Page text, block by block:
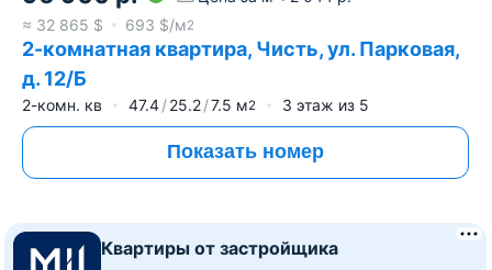
≈ 32 865 $ 693 $/м2
2-комнатная квартира, Чисть, ул. Парковая,
д. 12/Б
2-комн. кв 47.4 25.2 7.5 м2 3 этаж из 5
Показать номер
Квартиры от застройщика